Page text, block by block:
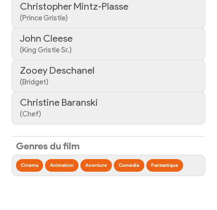
Christopher Mintz-Plasse
(Prince Gristle)
John Cleese
(King Gristle Sr.)
Zooey Deschanel
(Bridget)
Christine Baranski
(Chef)
Genres du film
Cinéma Animation Aventure Comédie Fantastique